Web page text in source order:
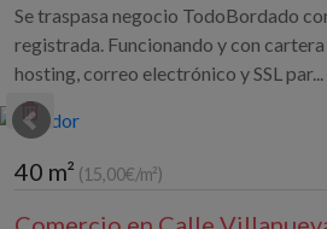
Se traspasa negocio TodoBordado
registrada. Funcionando y con
hosting, correo electrónico y SSL par...
40 m² (15,00€/m²)